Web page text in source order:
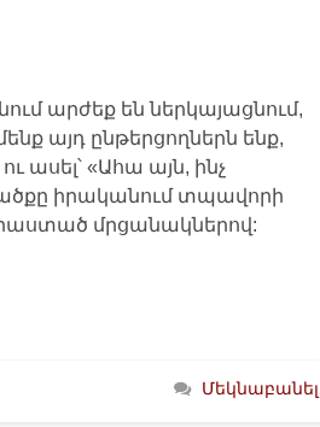
արժեք են ներկայացնում,
այդ ընթերցողներն ենք,
ասել՝ «Ահա այն, ինչ
իրականում տպավորի
մրցանակներով:
Մեկնաբանել